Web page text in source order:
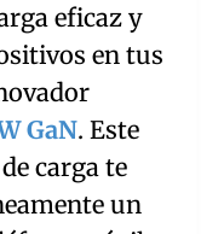
eficaz y
en tus
GaN. Este
carga te
un